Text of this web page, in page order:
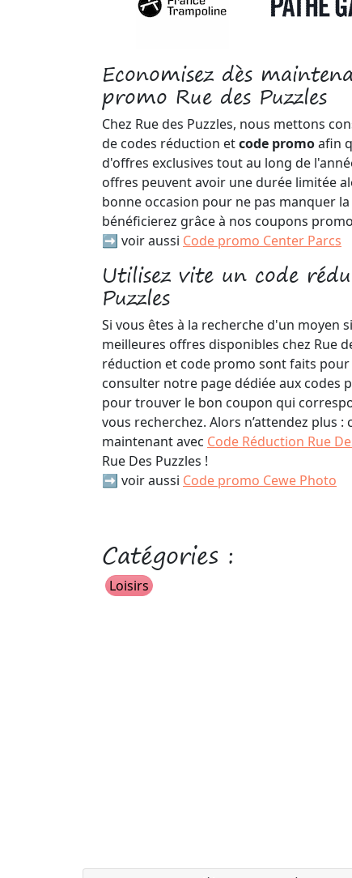
Economisez dès
promo Rue des Puzzles
Chez Rue des Puzzles, nous mettons
de codes réduction etcode promoafin
d'offres exclusives tout au long de
offres peuvent avoir une durée limitée
bonne occasion pour ne pas manquer
bénéficierez grâce à nos coupons
➡️ voir aussi Code promo Center Parcs
Utilisez vite un code
Puzzles
Si vous êtes à la recherche d'un moyen
meilleures offres disponibles chez Rue
réduction et code promo sont faits pour
consulter notre page dédiée aux codes
pour trouver le bon coupon qui
vous recherchez. Alors n’attendez plus
maintenant avec Code Réduction Rue
Rue Des Puzzles !
➡️ voir aussi Code promo Cewe Photo
Catégories :
Loisirs